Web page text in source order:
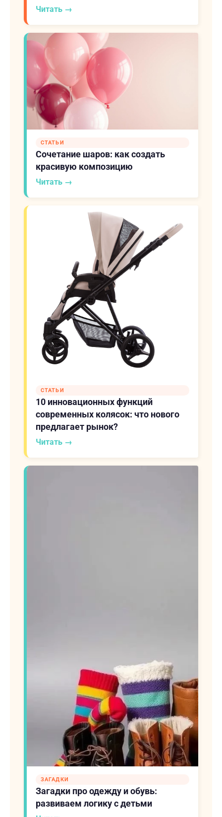
Читать →
СТАТЬИ
Сочетание шаров: как создать
красивую композицию
Читать →
СТАТЬИ
10 инновационных функций
современных колясок: что нового
предлагает рынок?
Читать →
ЗАГАДКИ
Загадки про одежду и обувь:
развиваем логику с детьми